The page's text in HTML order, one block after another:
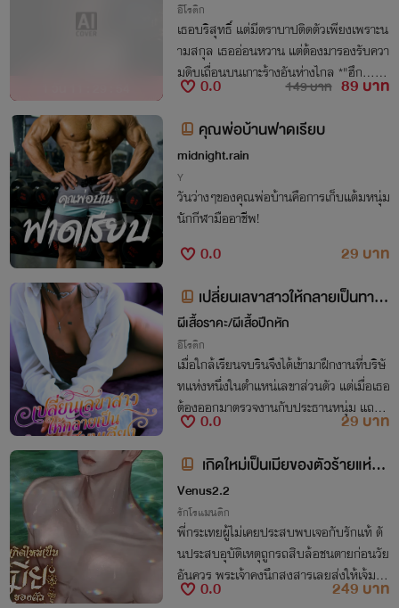
อีโรติก
เธอบริสุทธิ์ แต่มีตราบาปติดตัวเพียงเพราะน
ามสกุล เธออ่อนหวาน แต่ต้องมารองรับควา
มดิบเถื่อนบนเกาะร้างอันห่างไกล *"ฮึก... พ
ริมไม่รู้เรื่องจริงๆ ค่ะ พริมไม่ได้ทำ... ปล่อย
0.0 149 บาท 89 บาท
คุณพ่อบ้านฟาดเรียบ
midnight.rain
Y
วันว่างๆของคุณพ่อบ้านคือการเก็บแต้มหนุ่ม
นักกีฬามืออาชีพ!
0.0
29 บาท
เปลี่ยนเลขาสาวให้กลายเป็นทาส
บนเตียง
ผีเสื้อราคะ/ผีเสื้อปีกหัก
อีโรติก
เมื่อใกล้เรียนจบรินจึงได้เข้ามาฝึกงานที่บริษั
ทแห่งหนึ่งในตำแหน่เลขาส่วนตัว แต่เมื่อเธอ
ต้องออกมาตรวจงานกับประธานหนุ่ม แถมยั
งดันมาติดอยู่ในลิฟต์อีก เรื่องราวทุกอย่างจึง
0.0
29 บาท
เกิดใหม่เป็นเมียของตัวร้ายแห่งอ
โยธยา (อ่านฟรีทุกวัน)
Venus2.2
รักโรแมนติก
พี่กระเทยผู้ไม่เคยประสบพบเจอกับรักแท้ ดั
นประสบอุบัติเหตุถูกรถสิบล้อชนตายก่อนวัย
อันควร พระเจ้าคงนึกสงสารเลยส่งให้เจ้มาเ
กิดใหม่ แต่ดันเป็นร่างเมียของตัวร้ายในนิยา
0.0
249 บาท